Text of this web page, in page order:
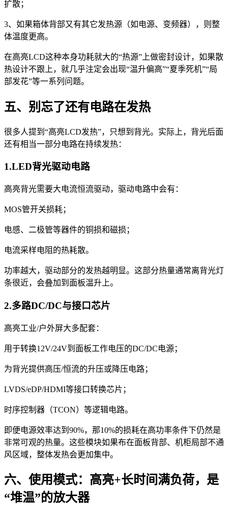
扩散；
3、如果箱体背部又有其它发热源（如电源、变频器），则整
体温度更高。
在高亮LCD这种本身功耗就大的“热源”上做密封设计，如果散
热设计不跟上，就几乎注定会出现“温升偏高”“夏季死机”“局
部发花”等一系列问题。
五、别忘了还有电路在发热
很多人提到“高亮LCD发热”，只想到背光。实际上，背光后面
还有相当一部分电路在持续发热：
1.LED背光驱动电路
高亮背光需要大电流恒流驱动，驱动电路中会有：
MOS管开关损耗；
电感、二极管等器件的铜损和磁损；
电流采样电阻的热耗散。
功率越大，驱动部分的发热越明显。这部分热量通常离背光灯
条很近，会叠加到面板温升上。
2.多路DC/DC与接口芯片
高亮工业/户外屏大多配套：
用于转换12V/24V到面板工作电压的DC/DC电源；
为背光提供高压/恒流的升压或降压电路；
LVDS/eDP/HDMI等接口转换芯片；
时序控制器（TCON）等逻辑电路。
即便电源效率达到90%，那10%的损耗在高功率条件下仍然是
非常可观的热量。这些模块如果布在面板背部、机柜局部不通
风区域，整体发热会更加集中。
六、使用模式：高亮+长时间满负荷，是
“堆温”的放大器